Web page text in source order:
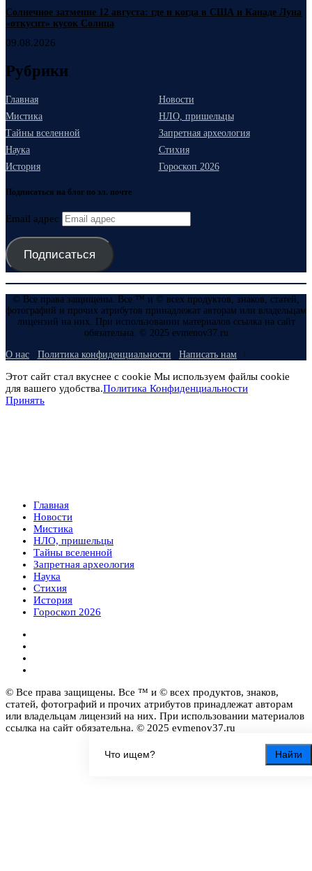
Найти
Солнечное затмение 12 августа: где и когда в США и Канаде Луна
«откусит» кусок Солнца
09.08.2026
Рубрики
Главная
Новости
Мистика
НЛО, пришельцы
Тайны вселенной
Запретная археология
Наука
Стихия
История
Гороскоп 2026
Подписаться на блог по эл. почте
Email адрес
Подписаться
© Все права защищены. Все ™ и © всех продуктов, знаков, статей,
фотографий и прочих атрибутов принадлежат авторам или владельцам
лицензий на них. При использовании материалов ссылка на сайт
обязательна. © 2025 evmenov37.ru
О нас Политика конфиденциальности Написать нам
Этот сайт стал вкуснее с cookie Мы используем файлы cookie
для вашего удобства.Политика Конфиденциальности
Принять
Главная
Новости
Мистика
НЛО, пришельцы
Тайны вселенной
Запретная археология
Наука
Стихия
История
Гороскоп 2026
© Все права защищены. Все ™ и © всех продуктов, знаков,
статей, фотографий и прочих атрибутов принадлежат авторам
или владельцам лицензий на них. При использовании материалов
ссылка на сайт обязательна. © 2025 evmenov37.ru